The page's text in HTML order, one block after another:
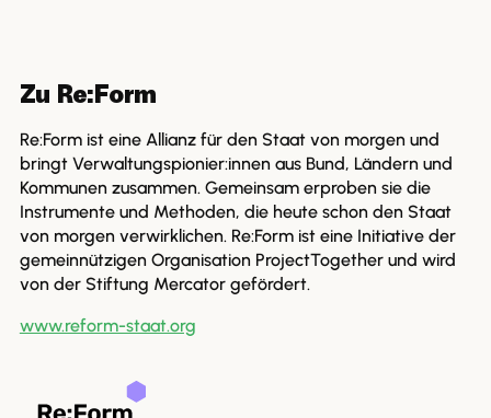
Zu Re:Form
Re:Form ist eine Allianz für den Staat von morgen und
bringt Verwaltungspionier:innen aus Bund, Ländern und
Kommunen zusammen. Gemeinsam erproben sie die
Instrumente und Methoden, die heute schon den Staat
von morgen verwirklichen. Re:Form ist eine Initiative der
gemeinnützigen Organisation ProjectTogether und wird
von der Stiftung Mercator gefördert.
www.reform-staat.org